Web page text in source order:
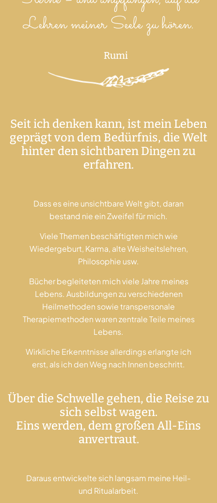
Lehren meiner Seele zu hören.
Rumi
Seit ich denken kann, ist mein Leben
geprägt von dem Bedürfnis, die Welt
hinter den sichtbaren Dingen zu
erfahren.
Dass es eine unsichtbare Welt gibt, daran
bestand nie ein Zweifel für mich.
Viele Themen beschäftigten mich wie
Wiedergeburt, Karma, alte Weisheitslehren,
Philosophie usw.
Bücher begleiteten mich viele Jahre meines
Lebens. Ausbildungen zu verschiedenen
Heilmethoden sowie transpersonale
Therapiemethoden waren zentrale Teile meines
Lebens.
Wirkliche Erkenntnisse allerdings erlangte ich
erst, als ich den Weg nach Innen beschritt.
Über die Schwelle gehen, die Reise zu
sich selbst wagen.
Eins werden, dem großen All-Eins
anvertraut.
Daraus entwickelte sich langsam meine Heil-
und Ritualarbeit.